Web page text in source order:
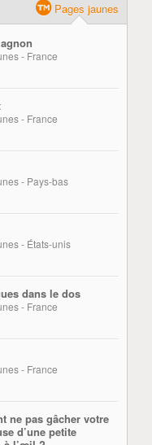
Pages jaunes
- France
- France
- Pays-bas
- États-unis
dans le dos
- France
- France
ne pas gâcher votre
d’une petite